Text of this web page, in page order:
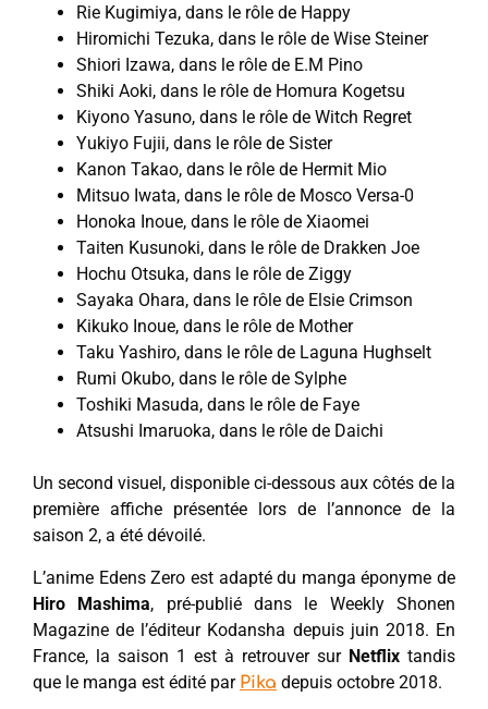
Rie Kugimiya, dans le rôle de Happy
Hiromichi Tezuka, dans le rôle de Wise Steiner
Shiori Izawa, dans le rôle de E.M Pino
Shiki Aoki, dans le rôle de Homura Kogetsu
Kiyono Yasuno, dans le rôle de Witch Regret
Yukiyo Fujii, dans le rôle de Sister
Kanon Takao, dans le rôle de Hermit Mio
Mitsuo Iwata, dans le rôle de Mosco Versa-0
Honoka Inoue, dans le rôle de Xiaomei
Taiten Kusunoki, dans le rôle de Drakken Joe
Hochu Otsuka, dans le rôle de Ziggy
Sayaka Ohara, dans le rôle de Elsie Crimson
Kikuko Inoue, dans le rôle de Mother
Taku Yashiro, dans le rôle de Laguna Hughselt
Rumi Okubo, dans le rôle de Sylphe
Toshiki Masuda, dans le rôle de Faye
Atsushi Imaruoka, dans le rôle de Daichi
Un second visuel, disponible ci-dessous aux côtés de la
première affiche présentée lors de l’annonce de la
saison 2, a été dévoilé.
L’anime Edens Zero est adapté du manga éponyme de
Hiro Mashima, pré-publié dans le Weekly Shonen
Magazine de l’éditeur Kodansha depuis juin 2018. En
France, la saison 1 est à retrouver sur Netflix tandis
que le manga est édité par Pika depuis octobre 2018.